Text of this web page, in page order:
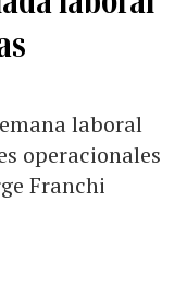
laboral
operacionales
Franchi